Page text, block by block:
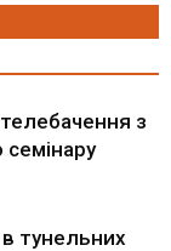
з
семінару
тунельних